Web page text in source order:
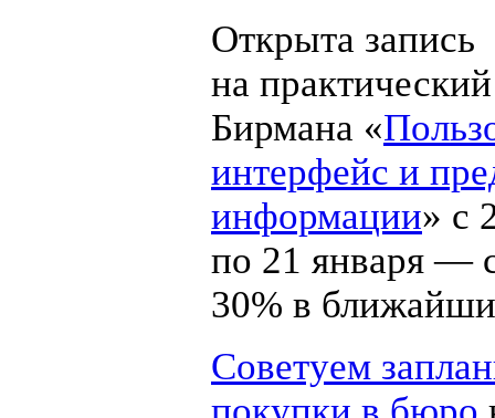
Открыта запись
на
Бирмана «
интерфейс и
информации» с
по 21 января —
30% в
Советуем